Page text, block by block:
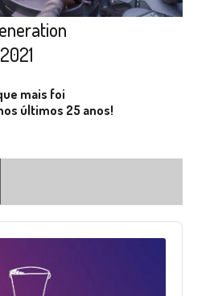
mais foi
últimos 25 anos!